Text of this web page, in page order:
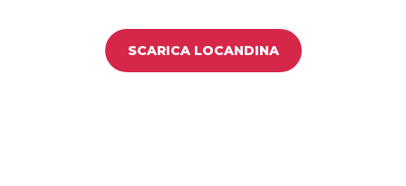
SCARICA LOCANDINA